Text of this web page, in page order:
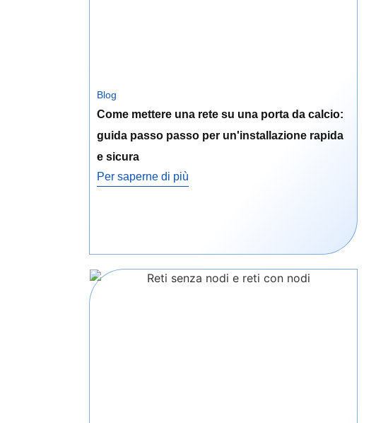
Blog
Come mettere una rete su una porta da calcio:
guida passo passo per un'installazione rapida
e sicura
Per saperne di più